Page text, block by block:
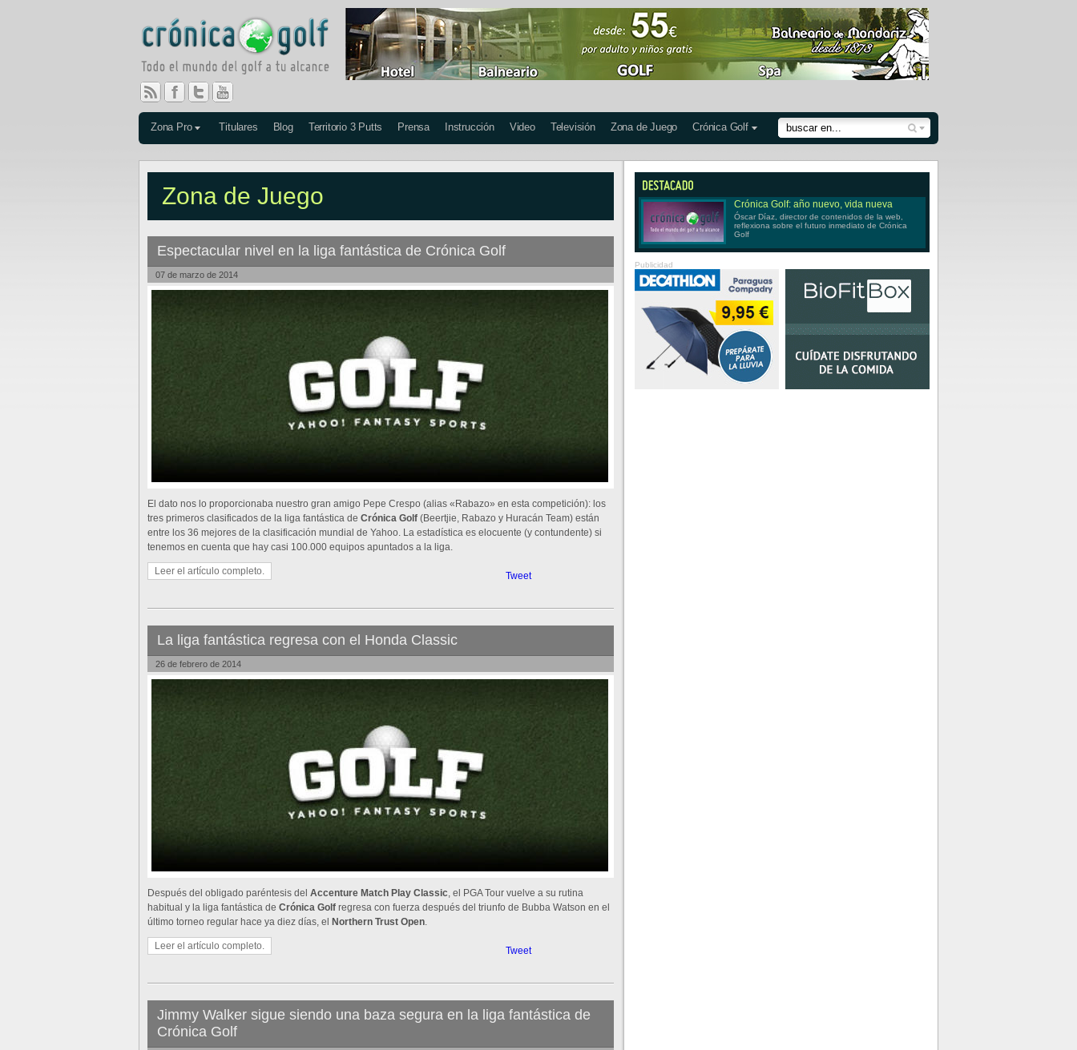
Zona Pro Titulares Blog Territorio 3 Putts Prensa Instrucción Video Televisión Zona de Juego Crónica Golf
Zona de Juego
Espectacular nivel en la liga fantástica de Crónica Golf
07 de marzo de 2014
El dato nos lo proporcionaba nuestro gran amigo Pepe Crespo (alias «Rabazo» en esta competición): los
tres primeros clasificados de la liga fantástica de Crónica Golf (Beertjie, Rabazo y Huracán Team) están
entre los 36 mejores de la clasificación mundial de Yahoo. La estadística es elocuente (y contundente) si
tenemos en cuenta que hay casi 100.000 equipos apuntados a la liga.
Leer el artículo completo. Tweet
La liga fantástica regresa con el Honda Classic
26 de febrero de 2014
Después del obligado paréntesis del Accenture Match Play Classic, el PGA Tour vuelve a su rutina
habitual y la liga fantástica de Crónica Golf regresa con fuerza después del triunfo de Bubba Watson en el
último torneo regular hace ya diez días, el
Northern Trust Open.
Leer el artículo completo. Tweet
Jimmy Walker sigue siendo una baza segura en la liga fantástica de
Crónica Golf
Crónica Golf: año nuevo, vida nueva
Óscar Díaz, director de contenidos de la web,
reflexiona sobre el futuro inmediato de Crónica
Golf
Publicidad